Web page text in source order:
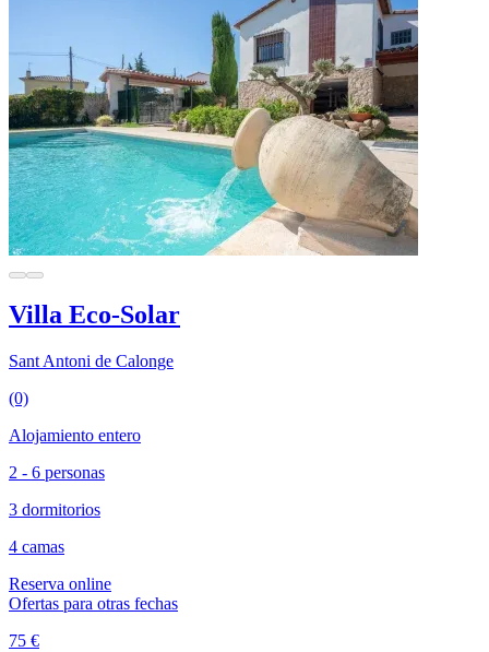
Villa Eco-Solar
Sant Antoni de Calonge
(0)
Alojamiento entero
2 - 6 personas
3 dormitorios
4 camas
Reserva online
Ofertas para otras fechas
75 €